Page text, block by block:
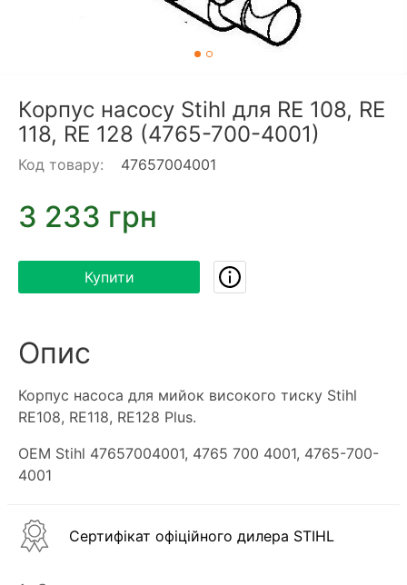
Корпус насосу Stihl для RE 108, RE
118, RE 128 (4765-700-4001)
Код товару: 47657004001
3 233 грн
Купити
Опис
Корпус насоса для мийок високого тиску Stihl
RE108, RE118, RE128 Plus.
OEM Stihl 47657004001, 4765 700 4001, 4765-700-
4001
Сертифікат офіційного дилера STIHL